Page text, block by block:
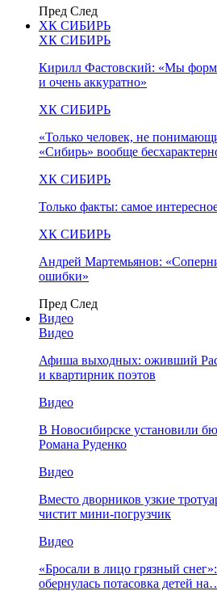
Пред След
ХК СИБИРЬ
ХК СИБИРЬ
Кирилл Фастовский: «Мы
и очень аккуратно»
ХК СИБИРЬ
«Только человек, не
«Сибирь» вообще
ХК СИБИРЬ
Только факты: самое
ХК СИБИРЬ
Андрей Мартемьянов:
ошибки»
Пред След
Видео
Видео
Афиша выходных: оживший
и квартирник поэтов
Видео
В Новосибирске установили
Романа Руденко
Видео
Вместо дворников узкие
чистит мини-погрузчик
Видео
«Бросали в лицо грязный
обернулась потасовка детей